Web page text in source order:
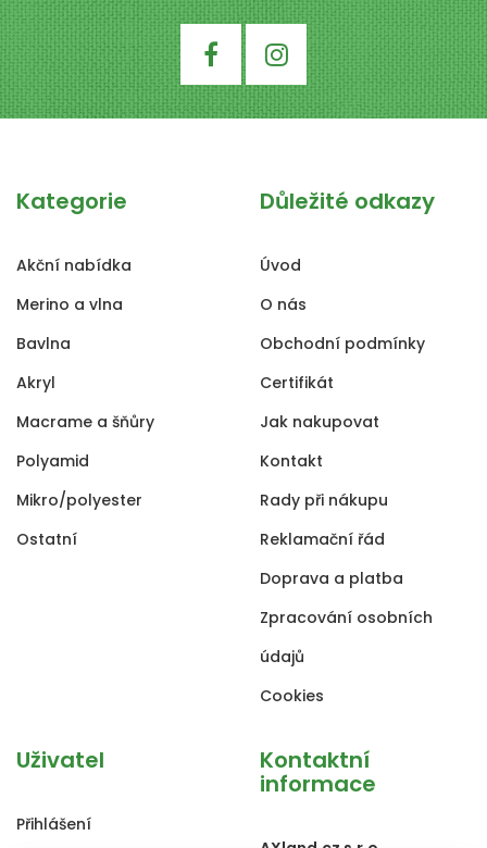
Kategorie
Akční nabídka
Merino a vlna
Bavlna
Akryl
Macrame a šňůry
Polyamid
Mikro/polyester
Ostatní
Důležité odkazy
Úvod
O nás
Obchodní podmínky
Certifikát
Jak nakupovat
Kontakt
Rady při nákupu
Reklamační řád
Doprava a platba
Zpracování osobních
údajů
Cookies
Uživatel
Přihlášení
Kontaktní
informace